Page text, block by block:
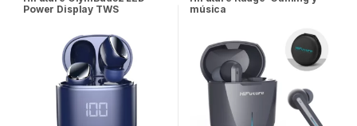
Power Display TWS
música